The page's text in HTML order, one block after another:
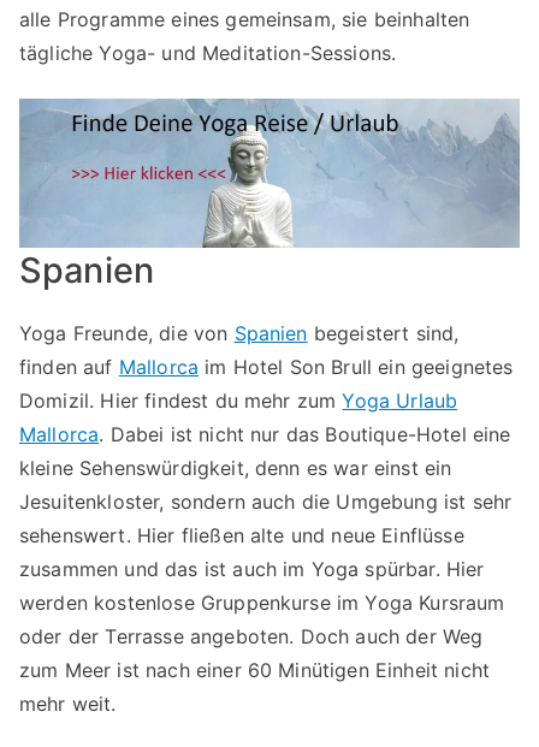
alle Programme eines gemeinsam, sie beinhalten
tägliche Yoga- und Meditation-Sessions.
Spanien
Yoga Freunde, die von Spanien begeistert sind,
finden auf Mallorca im Hotel Son Brull ein geeignetes
Domizil. Hier findest du mehr zumYoga Urlaub
Mallorca. Dabei ist nicht nur das Boutique-Hotel eine
kleine Sehenswürdigkeit, denn es war einst ein
Jesuitenkloster, sondern auch die Umgebung ist sehr
sehenswert. Hier fließen alte und neue Einflüsse
zusammen und das ist auch im Yoga spürbar. Hier
werden kostenlose Gruppenkurse im Yoga Kursraum
oder der Terrasse angeboten. Doch auch der Weg
zum Meer ist nach einer 60 Minütigen Einheit nicht
mehr weit.